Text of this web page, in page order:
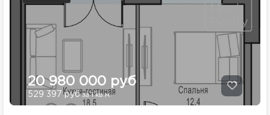
20 980 000 руб
529 397 рубза 1 кв.м.